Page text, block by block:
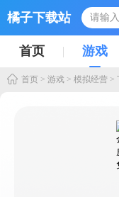
橘子下载站
首页 游戏
首页 > 游戏 > 模拟经营 >